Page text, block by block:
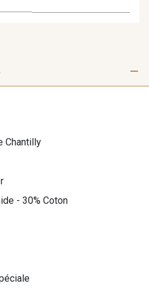
Chantilly
- 30% Coton